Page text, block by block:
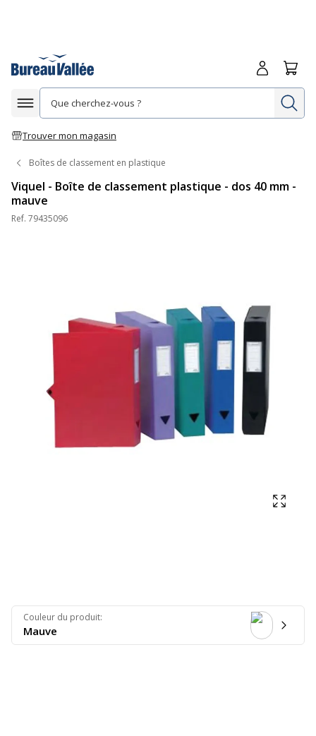
Afficher la navigation
Trouver mon magasin
Me
Boîtes de classement en plastique
Viquel - Boîte de classement plastique - dos 40 mm -
mauve
Ref. 79435096
Couleur du produit:
Mauve